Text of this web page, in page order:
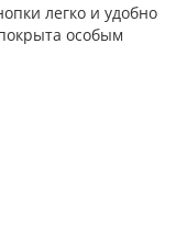
легко и удобно
особым